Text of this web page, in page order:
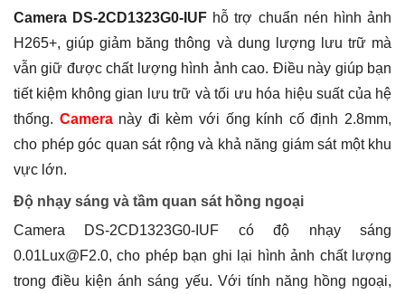
Camera DS-2CD1323G0-IUF hỗ trợ chuẩn nén hình ảnh
H265+, giúp giảm băng thông và dung lượng lưu trữ mà
vẫn giữ được chất lượng hình ảnh cao. Điều này giúp bạn
tiết kiệm không gian lưu trữ và tối ưu hóa hiệu suất của hệ
thống. Cameranày đi kèm với ống kính cố định 2.8mm,
cho phép góc quan sát rộng và khả năng giám sát một khu
vực lớn.
Độ nhạy sáng và tầm quan sát hồng ngoại
Camera DS-2CD1323G0-IUF có độ nhạy sáng
0.01Lux@F2.0, cho phép bạn ghi lại hình ảnh chất lượng
trong điều kiện ánh sáng yếu. Với tính năng hồng ngoại,